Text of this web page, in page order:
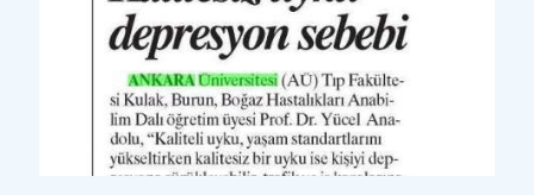
Yazılı Basın
Günboyu Günlük Ulusal Gaz
ete